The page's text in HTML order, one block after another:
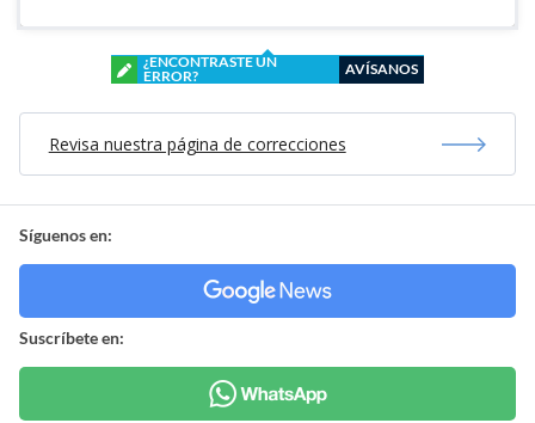
¿ENCONTRASTE UN
ERROR?
AVÍSANOS
Revisa nuestra página de correcciones
Síguenos en:
Suscríbete en: